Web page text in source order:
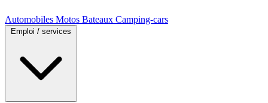
Automobiles Motos Bateaux Camping-cars
Emploi / services